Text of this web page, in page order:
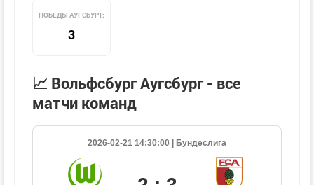
ПОБЕДЫ АУГСБУРГ:
3
📈 Вольфсбург Аугсбург - все
матчи команд
2026-02-21 14:30:00 | Бундеслига